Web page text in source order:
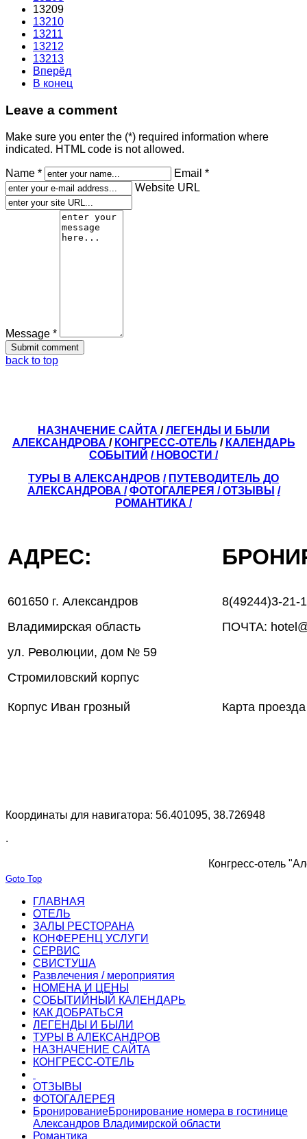
13209
13210
13211
13212
13213
Вперёд
В конец
Leave a comment
Make sure you enter the (*) required information where
indicated. HTML code is not allowed.
Name *
Email *
Website URL
Message *
back to top
НАЗНАЧЕНИЕ САЙТА /ЛЕГЕНДЫ И БЫЛИ
АЛЕКСАНДРОВА / КОНГРЕСС-ОТЕЛЬ / КАЛЕНДАРЬ
СОБЫТИЙ / НОВОСТИ /
ТУРЫ В АЛЕКСАНДРОВ / ПУТЕВОДИТЕЛЬ ДО
АЛЕКСАНДРОВА / ФОТОГАЛЕРЕЯ /ОТЗЫВЫ /
РОМАНТИКА /
АДРЕС:
601650 г. Александров
Владимирская область
ул. Революции, дом № 59
Стромиловский корпус
Корпус Иван грозный
8(49244)3-21-
ПОЧТА:
Карта
Координаты для навигатора: 56.401095, 38.726948
.
Конгресс-отель
Goto Top
ГЛАВНАЯ
ОТЕЛЬ
ЗАЛЫ РЕСТОРАНА
КОНФЕРЕНЦ УСЛУГИ
СЕРВИС
СВИСТУША
Развлечения / мероприятия
НОМЕНА И ЦЕНЫ
СОБЫТИЙНЫЙ КАЛЕНДАРЬ
КАК ДОБРАТЬСЯ
ЛЕГЕНДЫ И БЫЛИ
ТУРЫ В АЛЕКСАНДРОВ
НАЗНАЧЕНИЕ САЙТА
КОНГРЕСС-ОТЕЛЬ
ОТЗЫВЫ
ФОТОГАЛЕРЕЯ
БронированиеБронирование номера в гостинице
Александров Владимирской области
Романтика